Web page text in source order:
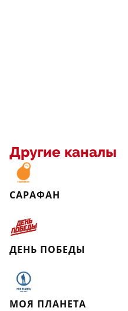
Другие каналы
САРАФАН
ДЕНЬ ПОБЕДЫ
МОЯ ПЛАНЕТА